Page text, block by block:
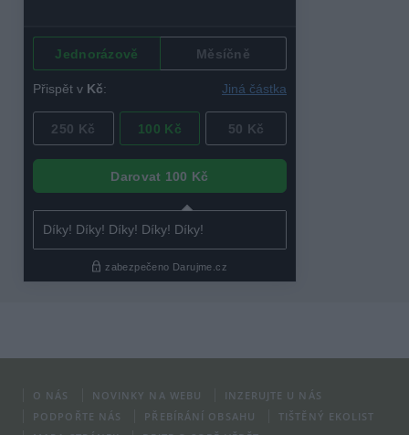
O NÁS NOVINKY NA WEBU
INZERUJTE U NÁS
PODPOŘTE NÁS
PŘEBÍRÁNÍ OBSAHU
TIŠTĚNÝ EKOLIST